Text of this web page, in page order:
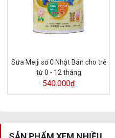
Sữa Meiji số 0 Nhật Bản cho trẻ
từ 0 - 12 tháng
540.000₫